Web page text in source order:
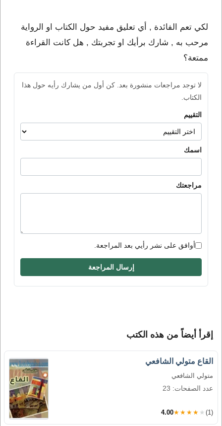
لكي تعم الفائدة , أي تعليق مفيد حول الكتاب او الرواية
مرحب به , شارك برأيك او تجربتك , هل كانت القراءة
ممتعة؟
لا توجد مراجعات منشورة بعد. كن أول من يشارك رأيه حول هذا
الكتاب.
التقييم
اسمك
مراجعتك
أوافق على نشر رأيي بعد المراجعة.
إرسال المراجعة
إقرأ أيضاً من هذه الكتب
القاع متولي الشافعي
متولي الشافعي
عدد الصفحات: 23
4.00★★★★★ (1)